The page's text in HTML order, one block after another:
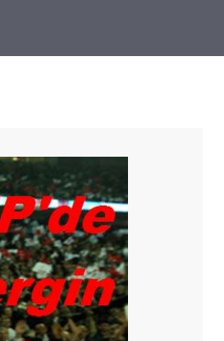
ve Çevre Dostu Ambalaj